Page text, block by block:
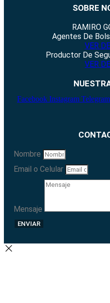
SOBRE
RAMIRO
Agentes De
VER
Productor De
VER
Facebook Instagram Telegram
Nombre
Email o Celular
Mensaje
ENVIAR